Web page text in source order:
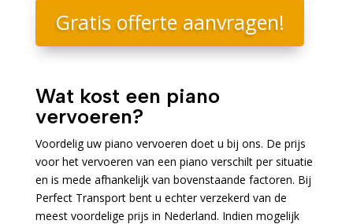
Gratis offerte aanvragen!
Wat kost een piano
vervoeren?
Voordelig uw piano vervoeren doet u bij ons. De prijs
voor het vervoeren van een piano verschilt per situatie
en is mede afhankelijk van bovenstaande factoren. Bij
Perfect Transport bent u echter verzekerd van de
meest voordelige prijs in Nederland. Indien mogelijk